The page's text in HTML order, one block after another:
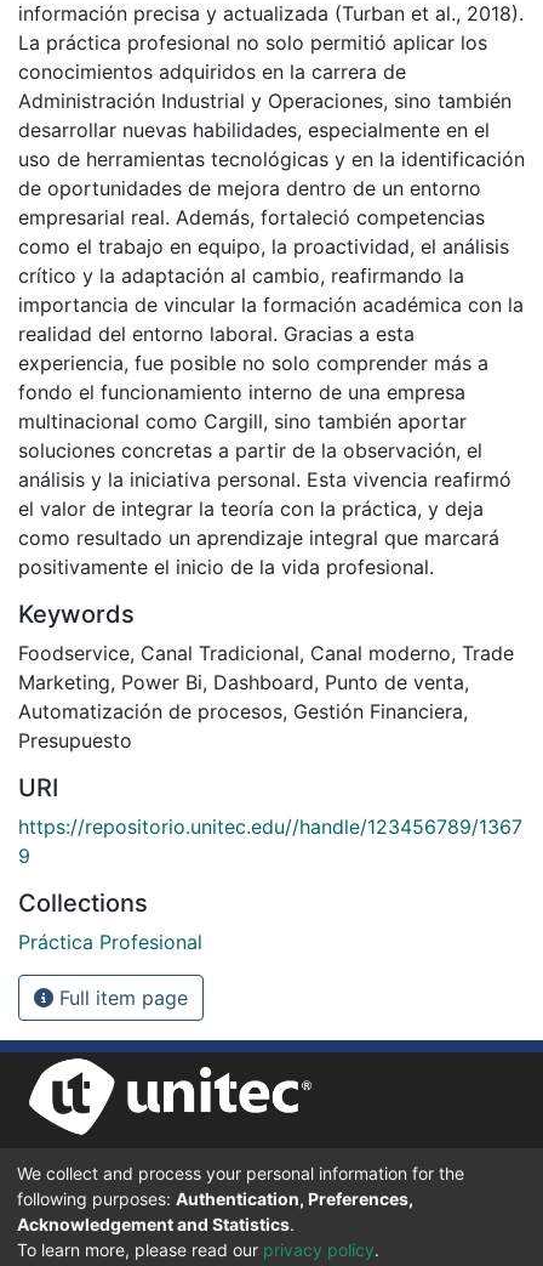
información precisa y actualizada (Turban et al., 2018).
La práctica profesional no solo permitió aplicar los
conocimientos adquiridos en la carrera de
Administración Industrial y Operaciones, sino también
desarrollar nuevas habilidades, especialmente en el
uso de herramientas tecnológicas y en la identificación
de oportunidades de mejora dentro de un entorno
empresarial real. Además, fortaleció competencias
como el trabajo en equipo, la proactividad, el análisis
crítico y la adaptación al cambio, reafirmando la
importancia de vincular la formación académica con la
realidad del entorno laboral. Gracias a esta
experiencia, fue posible no solo comprender más a
fondo el funcionamiento interno de una empresa
multinacional como Cargill, sino también aportar
soluciones concretas a partir de la observación, el
análisis y la iniciativa personal. Esta vivencia reafirmó
el valor de integrar la teoría con la práctica, y deja
como resultado un aprendizaje integral que marcará
positivamente el inicio de la vida profesional.
Keywords
Foodservice, Canal Tradicional, Canal moderno, Trade
Marketing, Power Bi, Dashboard, Punto de venta,
Automatización de procesos, Gestión Financiera,
Presupuesto
URI
https://repositorio.unitec.edu//handle/123456789/1367
9
Collections
Práctica Profesional
Full item page
UNIVERSIDAD TECNOLÓGICA CENTROAMERICANA UNITEC
BOULEVARD KENNEDY, V-782, FRENTE A RESIDENCIAL HONDURAS.
TEGUCIGALPA, FRANCISCO MORAZÁN, 11101
We collect and process your personal information for the
following purposes: Authentication, Preferences,
Acknowledgement and Statistics.
To learn more, please read our privacy policy.